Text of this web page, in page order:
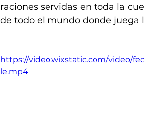
raciones servidas en toda la
de todo el mundo donde juega
https://video.wixstatic.com/video/
le.mp4